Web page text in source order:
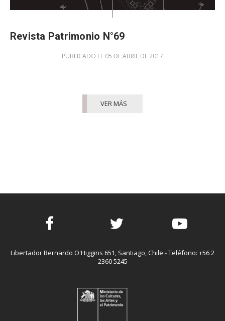
Revista Patrimonio N°69
PUBLICADO EL 05 DE ABRIL DE 2017
VER MÁS
Libertador Bernardo O'Higgins 651, Santiago, Chile - Teléfono: +56 2
2360 5245